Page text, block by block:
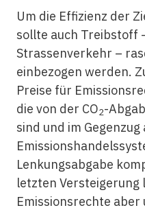
Um die Effizienz der
sollte auch Treibstoff
Strassenverkehr –
einbezogen werden.
Preise für
die von der CO2-
sind und im Gegenzug
Lenkungsabgabe
letzten Versteigerung
Emissionsrechte aber